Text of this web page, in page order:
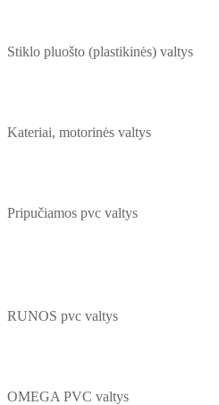
Stiklo pluošto (plastikinės) valtys
Kateriai, motorinės valtys
Pripučiamos pvc valtys
RUNOS pvc valtys
OMEGA PVC valtys